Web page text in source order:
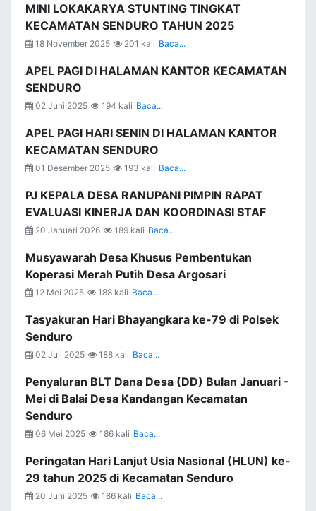
MINI LOKAKARYA STUNTING TINGKAT
KECAMATAN SENDURO TAHUN 2025
18 November 2025 201 kali Baca...
APEL PAGI DI HALAMAN KANTOR KECAMATAN
SENDURO
02 Juni 2025 194 kali Baca...
APEL PAGI HARI SENIN DI HALAMAN KANTOR
KECAMATAN SENDURO
01 Desember 2025 193 kali Baca...
PJ KEPALA DESA RANUPANI PIMPIN RAPAT
EVALUASI KINERJA DAN KOORDINASI STAF
20 Januari 2026 189 kali Baca...
Musyawarah Desa Khusus Pembentukan
Koperasi Merah Putih Desa Argosari
12 Mei 2025 188 kali Baca...
Tasyakuran Hari Bhayangkara ke-79 di Polsek
Senduro
02 Juli 2025 188 kali Baca...
Penyaluran BLT Dana Desa (DD) Bulan Januari -
Mei di Balai Desa Kandangan Kecamatan
Senduro
06 Mei 2025 186 kali Baca...
Peringatan Hari Lanjut Usia Nasional (HLUN) ke-
29 tahun 2025 di Kecamatan Senduro
20 Juni 2025 186 kali Baca...